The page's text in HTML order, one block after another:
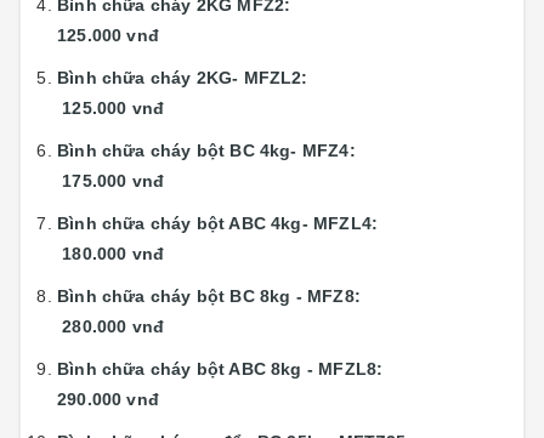
Bình chữa cháy 2KG MFZ2:
125.000 vnđ
Bình chữa cháy 2KG- MFZL2:
125.000 vnđ
Bình chữa cháy bột BC 4kg- MFZ4:
175.000 vnđ
Bình chữa cháy bột ABC 4kg- MFZL4:
180.000 vnđ
Bình chữa cháy bột BC 8kg - MFZ8:
280.000 vnđ
Bình chữa cháy bột ABC 8kg - MFZL8:
290.000 vnđ